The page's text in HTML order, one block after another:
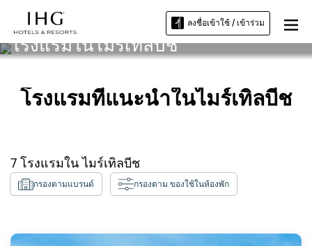
ลงชื่อเข้าใช้ / เข้าร่วม
โรงแรมในไมร์เทิลบีช
โรงแรมที่แนะนำในไมร์เทิลบีช
7 โรงแรมใน ไมร์เทิลบีช
กรองตามแบรนด์ กรองตาม ของใช้ในห้องพัก